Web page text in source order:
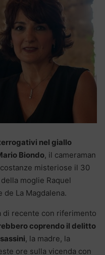
nel giallo
Biondo, il cameraman
misteriose il 30
moglie Raquel
de La Magdalena.
di recente con riferimento
coprendo il delitto
, la madre, la
ore sulla vicenda con